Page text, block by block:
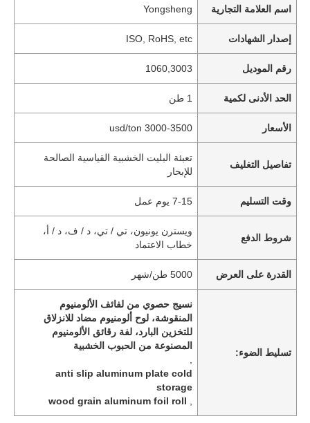
اسم العلامة التجارية Yongsheng
إصدار الشهادات ISO, RoHS, etc
رقم الموديل 1060,3003
الحد الأدنى لكمية 1 طن
الأسعار 3000-3500 usd/ton
تفاصيل التغليف
تعبئة البليت الخشبية القياسية الصالحة
للإبحار
وقت التسليم 7-15 يوم عمل
شروط الدفع
ويسترن يونيون، تي / تي، د / ف، د / أ،
خطاب الاعتماد
القدرة على العرض 5000 طن/شهر
تسليط الضوء:
نسيج حصوي من لفائف الألومنيوم
المنقوشة، لوح ألومنيوم مضاد للانزلاق
للتخزين البارد، لفة رقائق الألومنيوم
المصنوعة من الحبوب الخشبية
anti slip aluminum plate cold
storage
wood grain aluminum foil roll